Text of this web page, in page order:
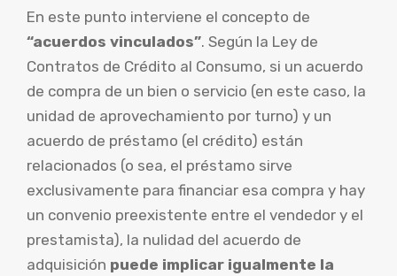
En este punto interviene el concepto de
“acuerdos vinculados”. Según la Ley de
Contratos de Crédito al Consumo, si un acuerdo
de compra de un bien o servicio (en este caso, la
unidad de aprovechamiento por turno) y un
acuerdo de préstamo (el crédito) están
relacionados (o sea, el préstamo sirve
exclusivamente para financiar esa compra y hay
un convenio preexistente entre el vendedor y el
prestamista), la nulidad del acuerdo de
adquisición puede implicar igualmente la